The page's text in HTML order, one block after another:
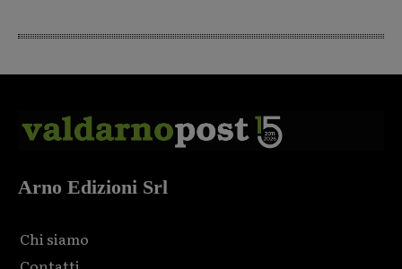
Arno Edizioni Srl
Chi siamo